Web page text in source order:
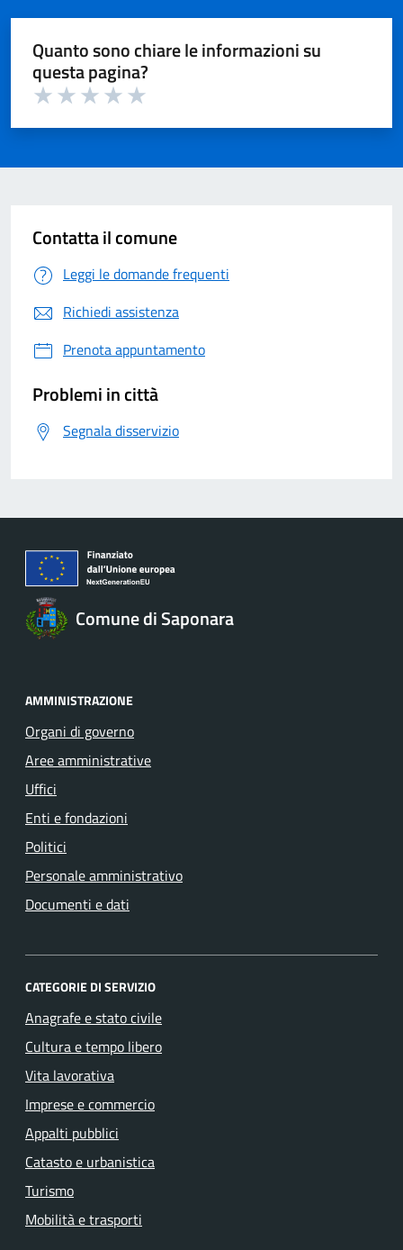
Quanto sono chiare le informazioni su
questa pagina?
Contatta il comune
Leggi le domande frequenti
Richiedi assistenza
Prenota appuntamento
Problemi in città
Segnala disservizio
Comune di Saponara
AMMINISTRAZIONE
Organi di governo
Aree amministrative
Uffici
Enti e fondazioni
Politici
Personale amministrativo
Documenti e dati
CATEGORIE DI SERVIZIO
Anagrafe e stato civile
Cultura e tempo libero
Vita lavorativa
Imprese e commercio
Appalti pubblici
Catasto e urbanistica
Turismo
Mobilità e trasporti